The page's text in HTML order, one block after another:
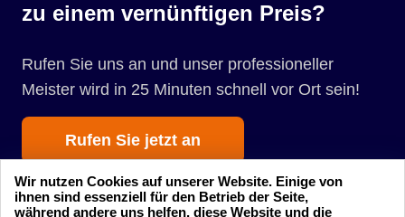
zu einem vernünftigen Preis?
Rufen Sie uns an und unser professioneller
Meister wird in 25 Minuten schnell vor Ort sein!
Rufen Sie jetzt an
Wir nutzen Cookies auf unserer Website. Einige von
ihnen sind essenziell für den Betrieb der Seite,
während andere uns helfen, diese Website und die